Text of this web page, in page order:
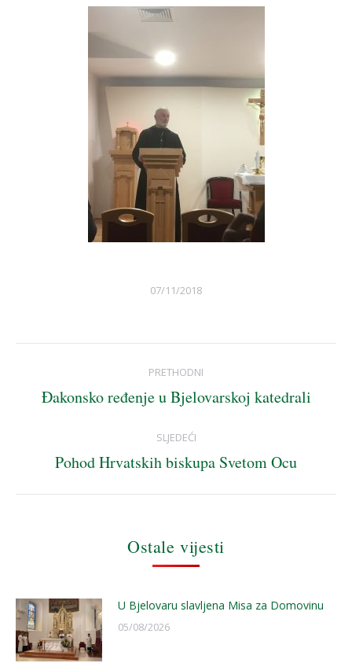
07/11/2018
navigation
PRETHODNI
Previous
Đakonsko ređenje u Bjelovarskoj katedrali
SLJEDEĆI
Next
Pohod Hrvatskih biskupa Svetom Ocu
Ostale vijesti
U Bjelovaru slavljena Misa za Domovinu
05/08/2026